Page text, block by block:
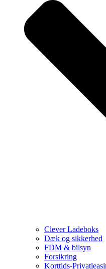
Clever Ladeboks
Dæk og sikkerhed
FDM & bilsyn
Forsikring
Korttids-